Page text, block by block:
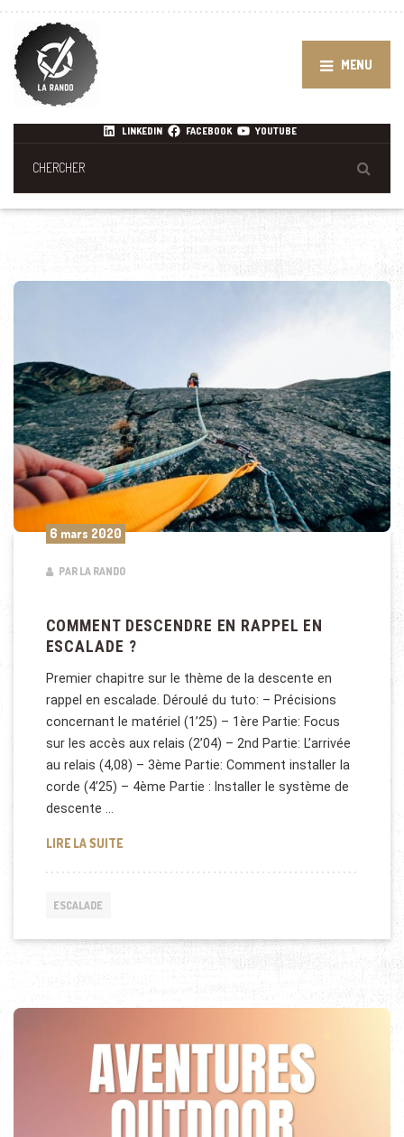
MENU
LINKEDIN FACEBOOK YOUTUBE
6 mars 2020
PAR LA RANDO
COMMENT DESCENDRE EN RAPPEL EN
ESCALADE ?
Premier chapitre sur le thème de la descente en
rappel en escalade. Déroulé du tuto: – Précisions
concernant le matériel (1’25) – 1ère Partie: Focus
sur les accès aux relais (2’04) – 2nd Partie: L’arrivée
au relais (4,08) – 3ème Partie: Comment installer la
corde (4’25) – 4ème Partie : Installer le système de
descente …
LIRE LA SUITECOMMENT DESCENDRE EN RAPPEL EN ESCALADE ?
ESCALADE